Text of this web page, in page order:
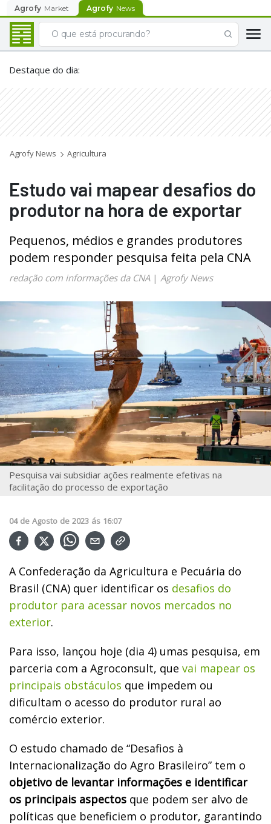
Agrofy Market Agrofy News
Destaque do dia:
Agrofy News Agricultura
Estudo vai mapear desafios do
produtor na hora de exportar
Pequenos, médios e grandes produtores
podem responder pesquisa feita pela CNA
redação com informações da CNA| Agrofy News
Pesquisa vai subsidiar ações realmente efetivas na
facilitação do processo de exportação
04 de Agosto de 2023 ás 16:07
A Confederação da Agricultura e Pecuária do
Brasil (CNA) quer identificar os desafios do
produtor para acessar novos mercados no
exterior.
Para isso, lançou hoje (dia 4) umas pesquisa, em
parceria com a Agroconsult, que vai mapear os
principais obstáculos que impedem ou
dificultam o acesso do produtor rural ao
comércio exterior.
O estudo chamado de “Desafios à
Internacionalização do Agro Brasileiro” tem o
objetivo de levantar informações e identificar
os principais aspectos que podem ser alvo de
políticas que beneficiem o produtor, garantindo